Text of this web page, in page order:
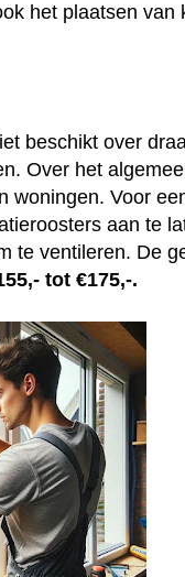
het plaatsen van
beschikt over
Over het
woningen. Voor
aan te
te ventileren. De
tot €175,-.